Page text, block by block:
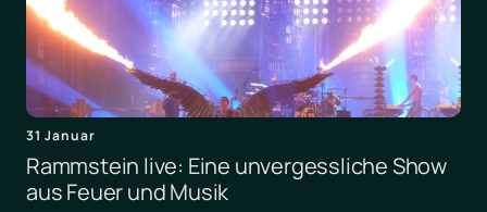
31 Januar
Rammstein live: Eine unvergessliche Show
aus Feuer und Musik